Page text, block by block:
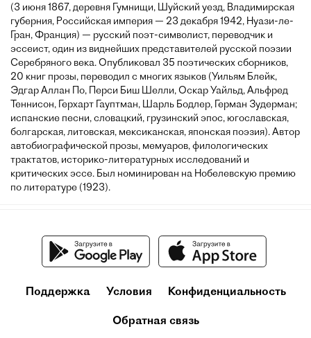
(3 июня 1867, деревня Гумнищи, Шуйский уезд, Владимирская
губерния, Российская империя — 23 декабря 1942, Нуази-ле-
Гран, Франция) — русский поэт-символист, переводчик и
эссеист, один из виднейших представителей русской поэзии
Серебряного века. Опубликовал 35 поэтических сборников,
20 книг прозы, переводил с многих языков (Уильям Блейк,
Эдгар Аллан По, Перси Биш Шелли, Оскар Уайльд, Альфред
Теннисон, Герхарт Гауптман, Шарль Бодлер, Герман Зудерман;
испанские песни, словацкий, грузинский эпос, югославская,
болгарская, литовская, мексиканская, японская поэзия). Автор
автобиографической прозы, мемуаров, филологических
трактатов, историко-литературных исследований и
критических эссе. Был номинирован на Нобелевскую премию
по литературе (1923).
Поддержка Условия Конфиденциальность
Обратная связь